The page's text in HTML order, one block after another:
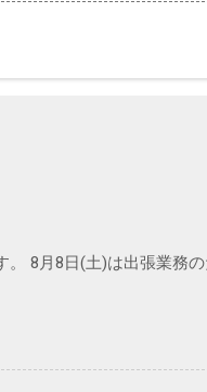
8月8日(土)は出張業務